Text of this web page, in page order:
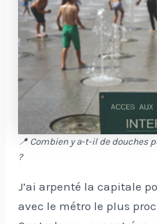
📍 Combien y a-t-il de douches
?
J’ai arpenté la capitale
avec le métro le plus